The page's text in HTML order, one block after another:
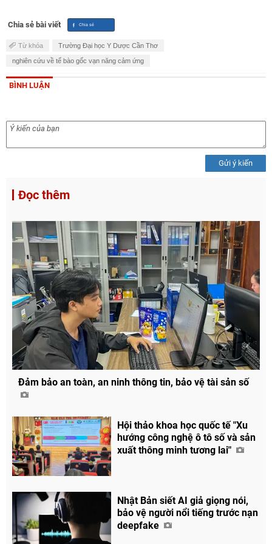
Chia sẻ bài viết
Từ khóa Trường Đại học Y Dược Cần Thơ
nghiên cứu về tế bào gốc vạn năng cảm ứng
BÌNH LUẬN
Gửi ý kiến
Đọc thêm
Đảm bảo an toàn, an ninh thông tin, bảo vệ tài sản số
Hội thảo khoa học quốc tế "Xu
hướng công nghệ ô tô số và sản
xuất thông minh tương lai"
Nhật Bản siết AI giả giọng nói,
bảo vệ người nổi tiếng trước nạn
deepfake